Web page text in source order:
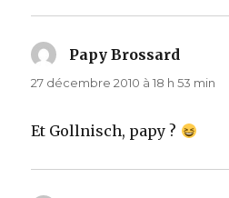
Papy Brossard
27 décembre 2010 à 18 h 53 min
Et Gollnisch, papy ?